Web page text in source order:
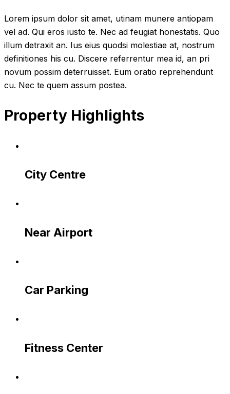
Lorem ipsum dolor sit amet, utinam munere antiopam
vel ad. Qui eros iusto te. Nec ad feugiat honestatis. Quo
illum detraxit an. Ius eius quodsi molestiae at, nostrum
definitiones his cu. Discere referrentur mea id, an pri
novum possim deterruisset. Eum oratio reprehendunt
cu. Nec te quem assum postea.
Property Highlights
City Centre
Near Airport
Car Parking
Fitness Center